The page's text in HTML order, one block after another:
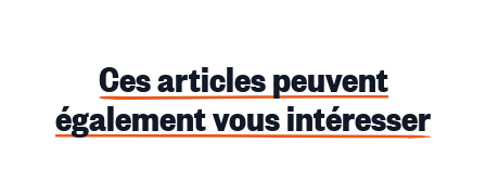
Ces articles peuvent
également vous intéresser